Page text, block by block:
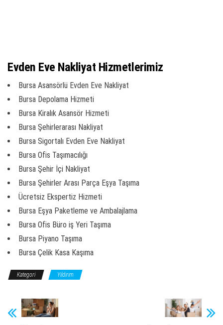
Evden Eve Nakliyat Hizmetlerimiz
Bursa Asansörlü Evden Eve Nakliyat
Bursa Depolama Hizmeti
Bursa Kiralık Asansör Hizmeti
Bursa Şehirlerarası Nakliyat
Bursa Sigortalı Evden Eve Nakliyat
Bursa Ofis Taşımacılığı
Bursa Şehir İçi Nakliyat
Bursa Şehirler Arası Parça Eşya Taşıma
Ücretsiz Ekspertiz Hizmeti
Bursa Eşya Paketleme ve Ambalajlama
Bursa Ofis Büro iş Yeri Taşıma
Bursa Piyano Taşıma
Bursa Çelik Kasa Kaşıma
Kategori Yıldırım